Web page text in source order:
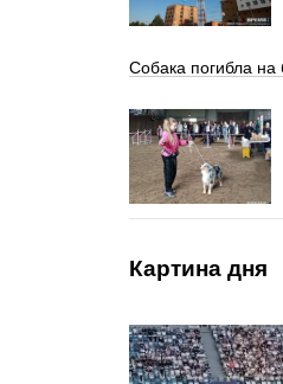
Собака погибла на
Картина дня